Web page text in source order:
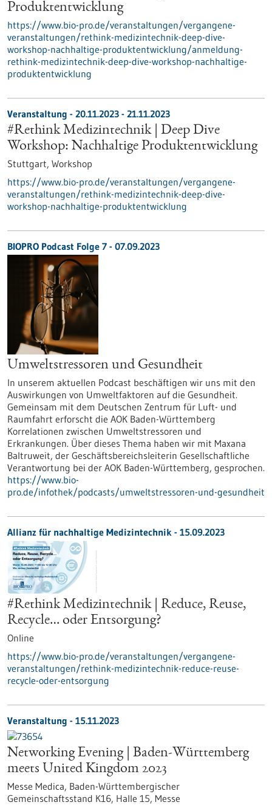
Produktentwicklung
https://www.bio-pro.de/veranstaltungen/vergangene-
veranstaltungen/rethink-medizintechnik-deep-dive-
workshop-nachhaltige-produktentwicklung/anmeldung-
rethink-medizintechnik-deep-dive-workshop-nachhaltige-
produktentwicklung
Veranstaltung - 20.11.2023 - 21.11.2023
#Rethink Medizintechnik | Deep Dive
Workshop: Nachhaltige Produktentwicklung
Stuttgart, Workshop
https://www.bio-pro.de/veranstaltungen/vergangene-
veranstaltungen/rethink-medizintechnik-deep-dive-
workshop-nachhaltige-produktentwicklung
BIOPRO Podcast Folge 7 - 07.09.2023
Umweltstressoren und Gesundheit
In unserem aktuellen Podcast beschäftigen wir uns mit den
Auswirkungen von Umweltfaktoren auf die Gesundheit.
Gemeinsam mit dem Deutschen Zentrum für Luft- und
Raumfahrt erforscht die AOK Baden-Württemberg
Korrelationen zwischen Umweltstressoren und
Erkrankungen. Über dieses Thema haben wir mit Maxana
Baltruweit, der Geschäftsbereichsleiterin Gesellschaftliche
Verantwortung bei der AOK Baden-Württemberg, gesprochen.
https://www.bio-
pro.de/infothek/podcasts/umweltstressoren-und-gesundheit
Allianz für nachhaltige Medizintechnik - 15.09.2023
#Rethink Medizintechnik | Reduce, Reuse,
Recycle… oder Entsorgung?
Online
https://www.bio-pro.de/veranstaltungen/vergangene-
veranstaltungen/rethink-medizintechnik-reduce-reuse-
recycle-oder-entsorgung
Veranstaltung - 15.11.2023
Networking Evening | Baden-Württemberg
meets United Kingdom 2023
Messe Medica, Baden-Württembergischer
Gemeinschaftsstand K16, Halle 15, Messe